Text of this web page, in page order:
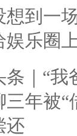
想到一
娱乐圈
条｜“我
三年被“
还